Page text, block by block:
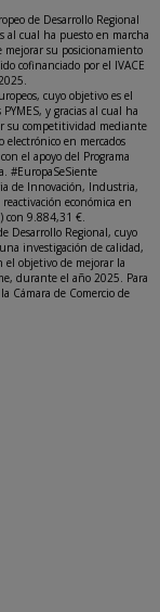
de Desarrollo Regional
al cual ha puesto en marcha
su posicionamiento
cofinanciado por el IVACE
cuyo objetivo es el
y gracias al cual ha
su competitividad mediante
en mercados
el apoyo del Programa
#EuropaSeSiente
de Innovación, Industria,
económica en
con 9.884,31 €.
Desarrollo Regional, cuyo
investigación de calidad,
el objetivo de mejorar la
durante el año 2025. Para
Cámara de Comercio de